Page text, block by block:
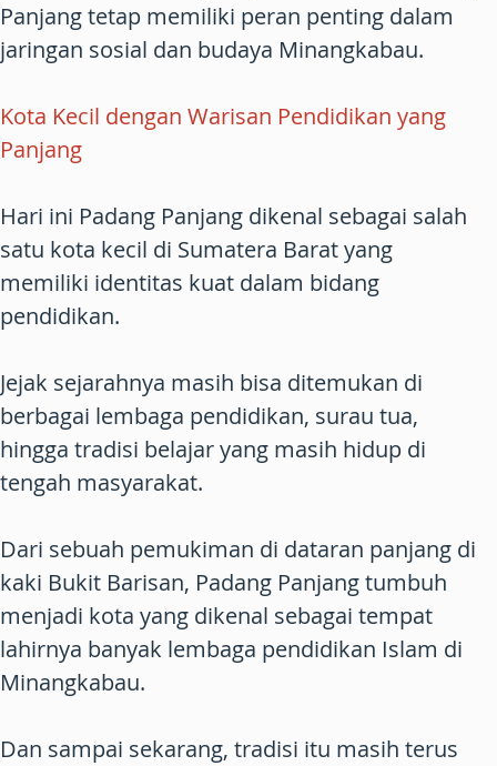
Panjang tetap memiliki peran penting dalam
jaringan sosial dan budaya Minangkabau.
Kota Kecil dengan Warisan Pendidikan yang
Panjang
Hari ini Padang Panjang dikenal sebagai salah
satu kota kecil di Sumatera Barat yang
memiliki identitas kuat dalam bidang
pendidikan.
Jejak sejarahnya masih bisa ditemukan di
berbagai lembaga pendidikan, surau tua,
hingga tradisi belajar yang masih hidup di
tengah masyarakat.
Dari sebuah pemukiman di dataran panjang di
kaki Bukit Barisan, Padang Panjang tumbuh
menjadi kota yang dikenal sebagai tempat
lahirnya banyak lembaga pendidikan Islam di
Minangkabau.
Dan sampai sekarang, tradisi itu masih terus